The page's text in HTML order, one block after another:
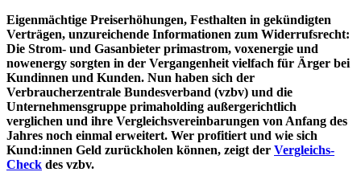
Eigenmächtige Preiserhöhungen, Festhalten in gekündigten
Verträgen, unzureichende Informationen zum Widerrufsrecht:
Die Strom- und Gasanbieter primastrom, voxenergie und
nowenergy sorgten in der Vergangenheit vielfach für Ärger bei
Kundinnen und Kunden. Nun haben sich der
Verbraucherzentrale Bundesverband (vzbv) und die
Unternehmensgruppe primaholding außergerichtlich
verglichen und ihre Vergleichsvereinbarungen von Anfang des
Jahres noch einmal erweitert. Wer profitiert und wie sich
Kund:innen Geld zurückholen können, zeigt der Vergleichs-
Check des vzbv.